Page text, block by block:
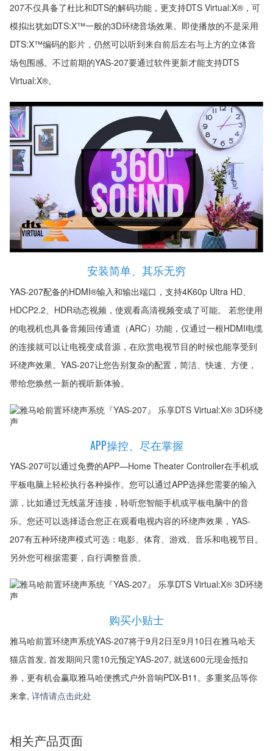
207不仅具备了杜比和DTS的解码功能，更支持DTS Virtual:X®，可
模拟出犹如DTS:X™一般的3D环绕音场效果。即使播放的不是采用
DTS:X™编码的影片，仍然可以听到来自前后左右与上方的立体音
场包围感。不过前期的YAS-207要通过软件更新才能支持DTS
Virtual:X®。
安装简单、其乐无穷
YAS-207配备的HDMI®输入和输出端口，支持4K60p Ultra HD、
HDCP2.2、HDR动态视频，使观看高清视频变成了可能。 若您使用
的电视机也具备音频回传通道（ARC）功能，仅通过一根HDMI电缆
的连接就可以让电视变成音源，在欣赏电视节目的时候也能享受到
环绕声效果。YAS-207让您告别复杂的配置，简洁、快速、方便，
带给您焕然一新的视听新体验。
APP操控、尽在掌握
YAS-207可以通过免费的APP—Home Theater Controller在手机或
平板电脑上轻松执行各种操作。您可以通过APP选择您需要的输入
源，比如通过无线蓝牙连接，聆听您智能手机或平板电脑中的音
乐。您还可以选择适合您正在观看电视内容的环绕声效果，YAS-
207有五种环绕声模式可选：电影、体育、游戏、音乐和电视节目。
另外您可根据需要，自行调整音质。
购买小贴士
雅马哈前置环绕声系统YAS-207将于9月2日至9月10日在雅马哈天
猫店首发, 首发期间只需10元预定YAS-207, 就送600元现金抵扣
券，更有机会赢取雅马哈便携式户外音响PDX-B11。多重奖品等你
来拿, 详情请点击此处
相关产品页面